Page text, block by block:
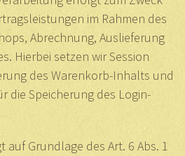
im Rahmen des
Abrechnung, Auslieferung
Hierbei setzen wir Session
des Warenkorb-Inhalts und
die Speicherung des Login-
auf Grundlage des Art. 6 Abs. 1